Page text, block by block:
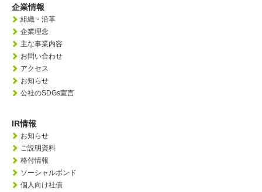
企業情報
組織・沿革
企業理念
主な事業内容
お問い合わせ
アクセス
お知らせ
公社のSDGs宣言
IR情報
お知らせ
ご説明資料
格付情報
ソーシャルボンド
個人向け社債